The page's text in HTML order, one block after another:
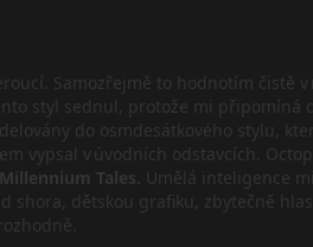
Samozřejmě to hodnotím čistě
styl sednul, protože mi připomíná
do osmdesátkového stylu,
vypsal v úvodních odstavcích.
Tales. Umělá inteligence
shora, dětskou grafiku, zbytečně